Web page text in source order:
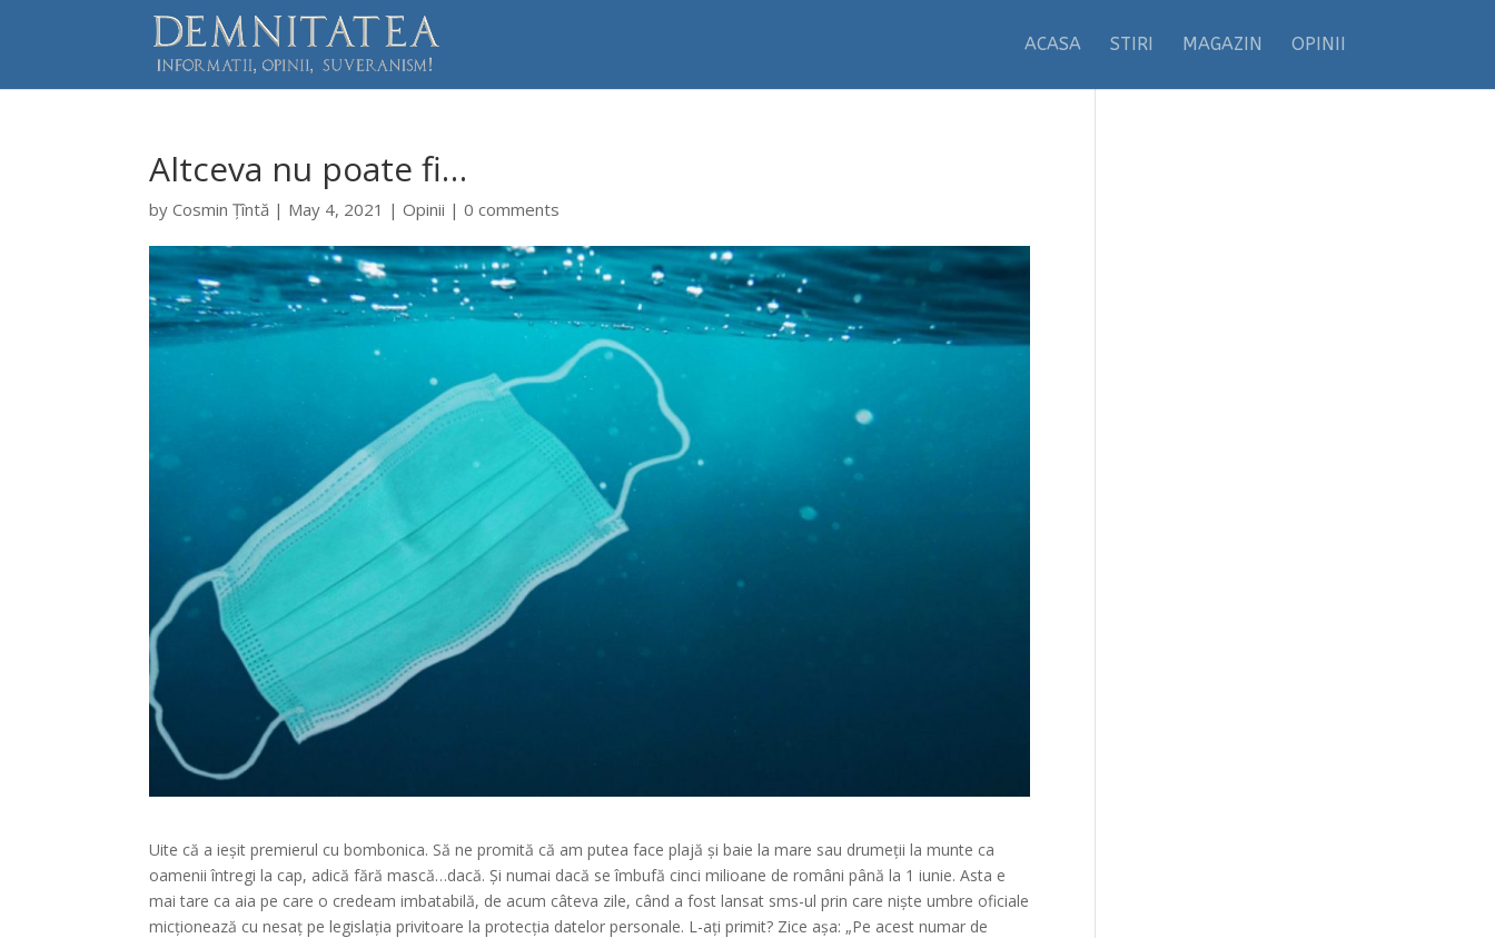
ACASA STIRI MAGAZIN OPINII
Altceva nu poate fi…
byCosmin Țîntă | May 4, 2021 |Opinii |0 comments
Uite că a ieșit premierul cu bombonica. Să ne promită că am putea face plajă și baie la mare sau drumeții la munte ca
oamenii întregi la cap, adică fără mască…dacă. Și numai dacă se îmbufă cinci milioane de români până la 1 iunie. Asta e
mai tare ca aia pe care o credeam imbatabilă, de acum câteva zile, când a fost lansat sms-ul prin care niște umbre oficiale
micționează cu nesaț pe legislația privitoare la protecția datelor personale. L-ați primit? Zice așa: „Pe acest numar de